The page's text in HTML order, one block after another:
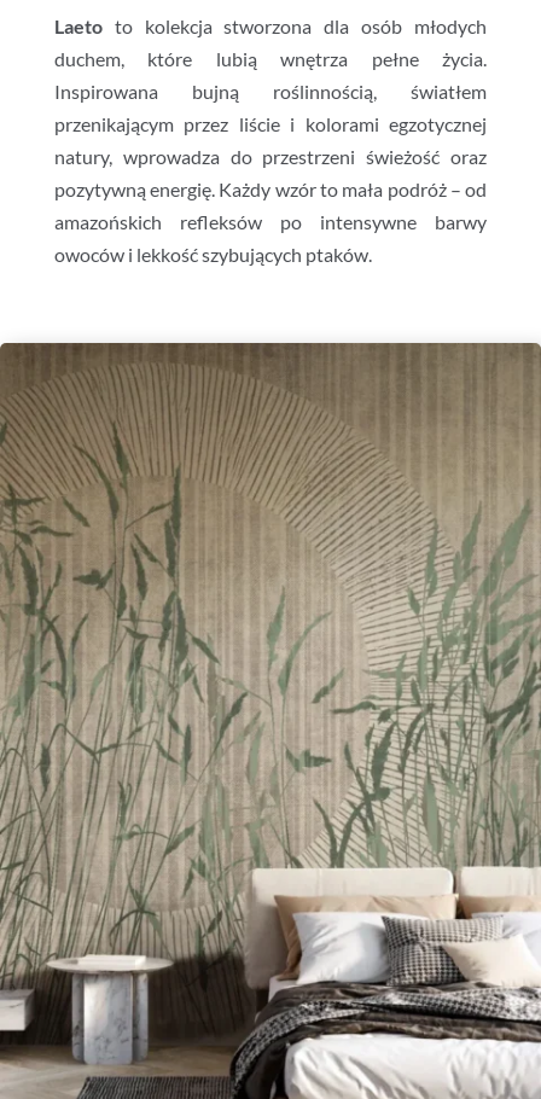
Laetoto kolekcja stworzona dla osób młodych
duchem, które lubią wnętrza pełne życia.
Inspirowana bujną roślinnością, światłem
przenikającym przez liście i kolorami egzotycznej
natury, wprowadza do przestrzeni świeżość oraz
pozytywną energię. Każdy wzór to mała podróż – od
amazońskich refleksów po intensywne barwy
owoców i lekkość szybujących ptaków.